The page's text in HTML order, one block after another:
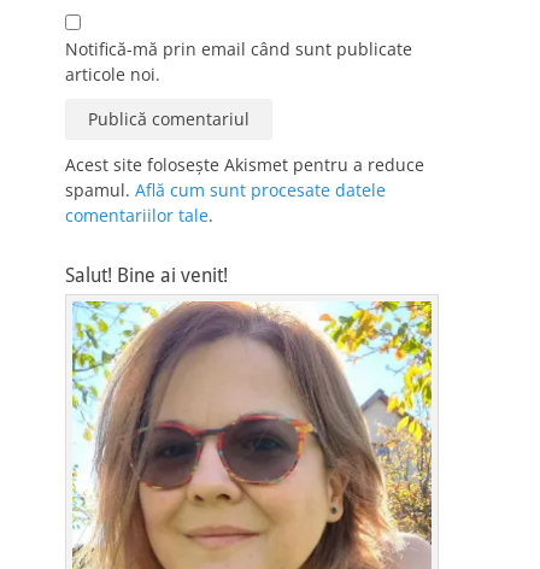
Notifică-mă prin email când sunt publicate
articole noi.
Acest site folosește Akismet pentru a reduce
spamul. Află cum sunt procesate datele
comentariilor tale.
Salut! Bine ai venit!